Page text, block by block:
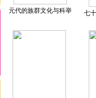
元代的族群文化与科举 七